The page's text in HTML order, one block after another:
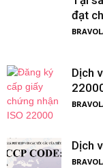
đạt
Dịch
Dịch